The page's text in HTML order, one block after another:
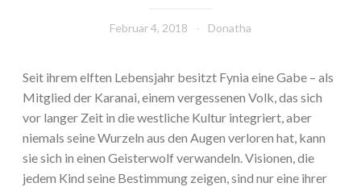
Februar 4, 2018 Donatha
Seit ihrem elften Lebensjahr besitzt Fynia eine Gabe – als
Mitglied der Karanai, einem vergessenen Volk, das sich
vor langer Zeit in die westliche Kultur integriert, aber
niemals seine Wurzeln aus den Augen verloren hat, kann
sie sich in einen Geisterwolf verwandeln. Visionen, die
jedem Kind seine Bestimmung zeigen, sind nur eine ihrer